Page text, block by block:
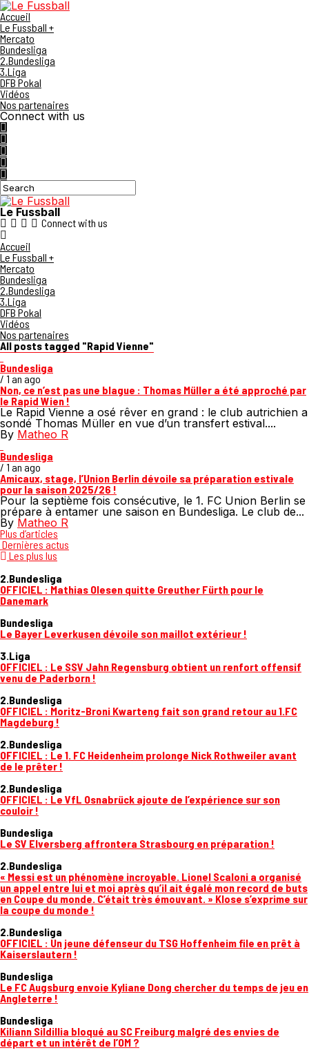
Accueil
Le Fussball +
Mercato
Bundesliga
2.Bundesliga
3.Liga
DFB Pokal
Vidéos
Nos partenaires
Connect with us
Le Fussball
Connect with us
Accueil
Le Fussball +
Mercato
Bundesliga
2.Bundesliga
3.Liga
DFB Pokal
Vidéos
Nos partenaires
All posts tagged "Rapid Vienne"
Bundesliga
/ 1 an ago
Non, ce n’est pas une blague : Thomas Müller a été approché par
le Rapid Wien !
Le Rapid Vienne a osé rêver en grand : le club autrichien a
sondé Thomas Müller en vue d’un transfert estival....
By Matheo R
Bundesliga
/ 1 an ago
Amicaux, stage, l’Union Berlin dévoile sa préparation estivale
pour la saison 2025/26 !
Pour la septième fois consécutive, le 1. FC Union Berlin se
prépare à entamer une saison en Bundesliga. Le club de...
By Matheo R
Plus d’articles
Dernières actus
Les plus lus
2.Bundesliga
OFFICIEL : Mathias Olesen quitte Greuther Fürth pour le
Danemark
Bundesliga
Le Bayer Leverkusen dévoile son maillot extérieur !
3.Liga
OFFICIEL : Le SSV Jahn Regensburg obtient un renfort offensif
venu de Paderborn !
2.Bundesliga
OFFICIEL : Moritz-Broni Kwarteng fait son grand retour au 1.FC
Magdeburg !
2.Bundesliga
OFFICIEL : Le 1. FC Heidenheim prolonge Nick Rothweiler avant
de le prêter !
2.Bundesliga
OFFICIEL : Le VfL Osnabrück ajoute de l’expérience sur son
couloir !
Bundesliga
Le SV Elversberg affrontera Strasbourg en préparation !
2.Bundesliga
« Messi est un phénomène incroyable. Lionel Scaloni a organisé
un appel entre lui et moi après qu’il ait égalé mon record de buts
en Coupe du monde. C’était très émouvant. » Klose s’exprime sur
la coupe du monde !
2.Bundesliga
OFFICIEL : Un jeune défenseur du TSG Hoffenheim file en prêt à
Kaiserslautern !
Bundesliga
Le FC Augsburg envoie Kyliane Dong chercher du temps de jeu en
Angleterre !
Bundesliga
Kiliann Sildillia bloqué au SC Freiburg malgré des envies de
départ et un intérêt de l’OM ?